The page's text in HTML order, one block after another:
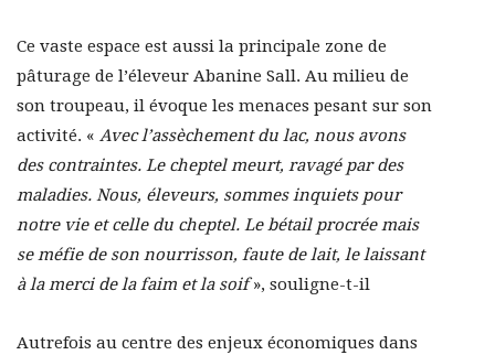
Ce vaste espace est aussi la principale zone de
pâturage de l’éleveur Abanine Sall. Au milieu de
son troupeau, il évoque les menaces pesant sur son
activité. « Avec l’assèchement du lac, nous avons
des contraintes. Le cheptel meurt, ravagé par des
maladies. Nous, éleveurs, sommes inquiets pour
notre vie et celle du cheptel. Le bétail procrée mais
se méfie de son nourrisson, faute de lait, le laissant
à la merci de la faim et la soif», souligne-t-il
Autrefois au centre des enjeux économiques dans